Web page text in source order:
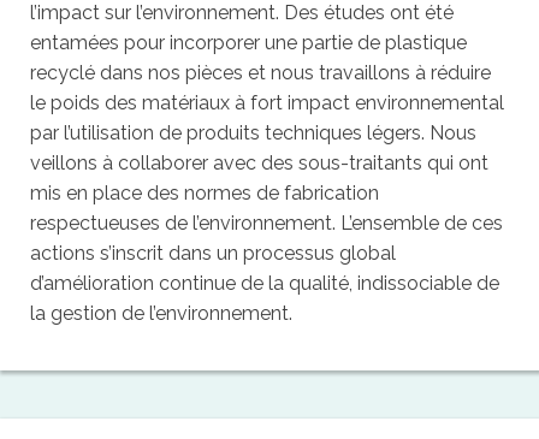
l’impact sur l’environnement. Des études ont été
entamées pour incorporer une partie de plastique
recyclé dans nos pièces et nous travaillons à réduire
le poids des matériaux à fort impact environnemental
par l’utilisation de produits techniques légers. Nous
veillons à collaborer avec des sous-traitants qui ont
mis en place des normes de fabrication
respectueuses de l’environnement. L’ensemble de ces
actions s’inscrit dans un processus global
d’amélioration continue de la qualité, indissociable de
la gestion de l’environnement.